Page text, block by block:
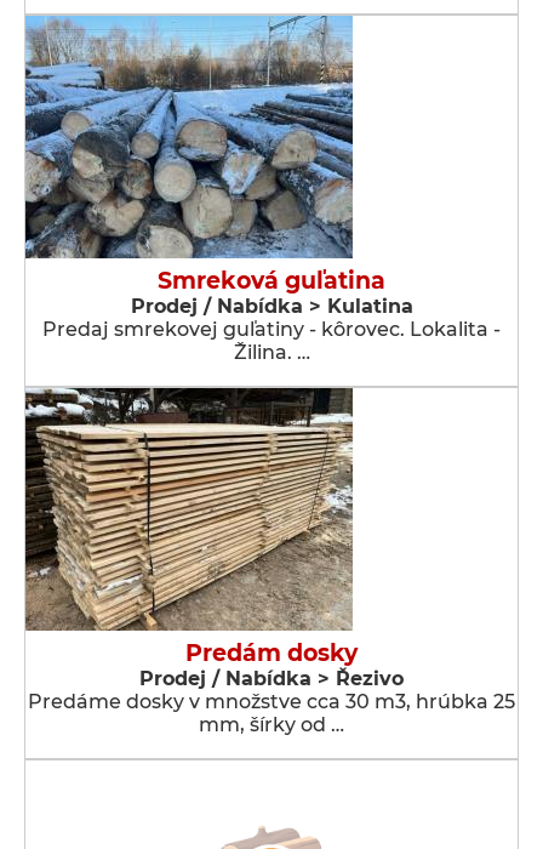
Smreková guľatina
Prodej / Nabídka > Kulatina
Predaj smrekovej guľatiny - kôrovec. Lokalita -
Žilina. …
Predám dosky
Prodej / Nabídka > Řezivo
Predáme dosky v množstve cca 30 m3, hrúbka 25
mm, šírky od …